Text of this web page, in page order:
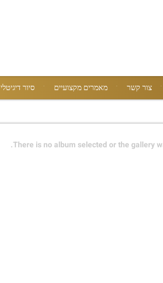
צור קשר מאמרים מקצועיים סיור דיגיטלי
There is no album selected or the gallery